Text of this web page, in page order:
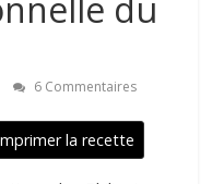
du
6 Commentaires
la recette